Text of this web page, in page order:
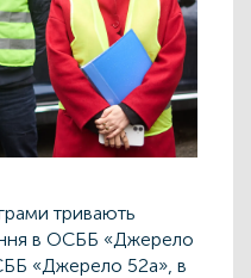
тривають
в ОСББ «Джерело
«Джерело 52а», в